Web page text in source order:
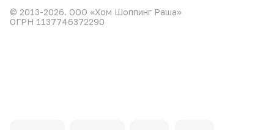
© 2013-2026. ООО «Хом Шоппинг Раша»
ОГРН 1137746372290